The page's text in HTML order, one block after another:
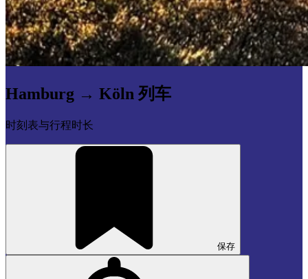
Hamburg → Köln 列车
时刻表与行程时长
保存